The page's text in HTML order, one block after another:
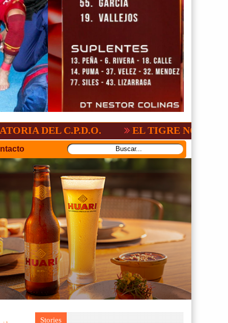
C.P.D.O. EL TIGRE NO PERDONO A
Stories